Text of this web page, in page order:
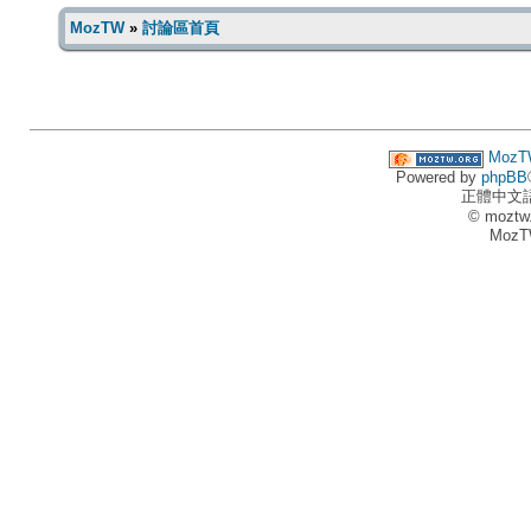
MozTW» 討論區首頁
Powered by phpBB
正體中文
©